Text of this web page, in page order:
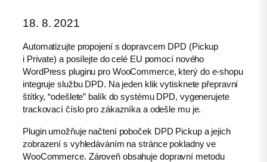
18. 8. 2021
Automatizujte propojení s dopravcem DPD (Pickup
i Private) a posílejte do celé EU pomocí nového
WordPress pluginu pro WooCommerce, který do e-shopu
integruje službu DPD. Na jeden klik vytisknete přepravní
štítky, “odešlete” balík do systému DPD, vygenerujete
trackovací číslo pro zákazníka a odešle mu je.
Plugin umožňuje načtení poboček DPD Pickup a jejich
zobrazení s vyhledáváním na stránce pokladny ve
WooCommerce. Zároveň obsahuje dopravní metodu